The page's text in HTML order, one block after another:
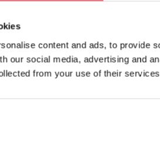
content and ads, to provide
our social media, advertising and
from your use of their